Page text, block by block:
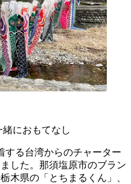
におもてなし
する台湾からのチャーター
した。那須塩原市のブラン
木県の「とちまるくん」、